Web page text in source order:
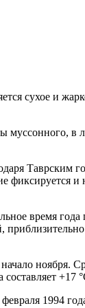
сухое и
муссонного, в
Таврским
фиксируется и
время года
ноября.
+17
1994